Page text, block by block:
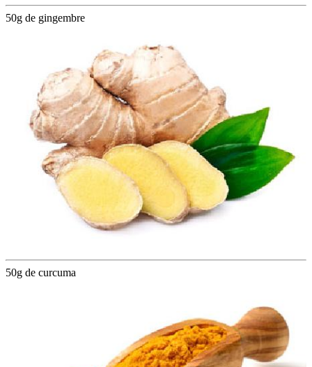
50g de gingembre
50g de curcuma